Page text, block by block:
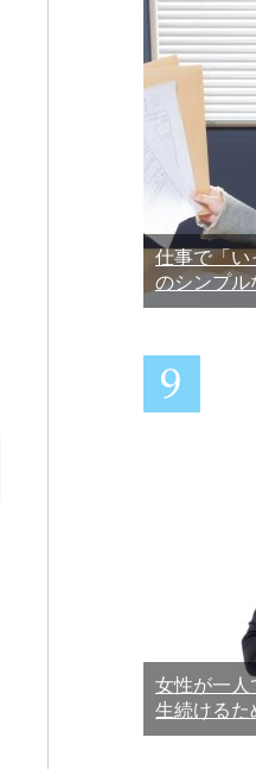
仕事で「い
のシンプル
女性が一人
生続けるた